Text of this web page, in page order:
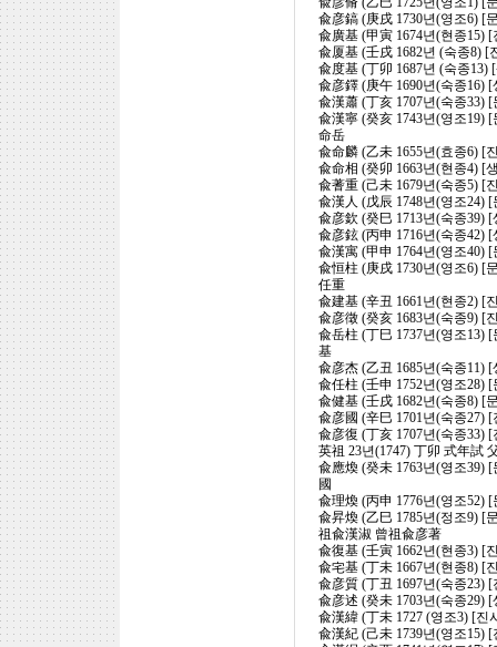
兪彦鎬 (庚戌 1730년(영조6) [
兪廣基 (甲寅 1674년(현종15)
兪厦基 (壬戌 1682년 (숙종8) [
兪度基 (丁卯 1687년 (숙종13)
兪彦鐸 (庚午 1690년(숙종16)
兪漢蕭 (丁亥 1707년(숙종33)
兪漢寧 (癸亥 1743년(영조19)
命岳
兪命麟 (乙未 1655년(효종6) [
兪命相 (癸卯 1663년(현종4) [
兪蓍重 (己未 1679년(숙종5) [
兪漢人 (戊辰 1748년(영조24)
兪彦欽 (癸巳 1713년(숙종39)
兪彦鉉 (丙申 1716년(숙종42)
兪漢寓 (甲申 1764년(영조40)
兪恒柱 (庚戌 1730년(영조6) [
任重
兪建基 (辛丑 1661년(현종2) [
兪彦徵 (癸亥 1683년(숙종9) [
兪岳柱 (丁巳 1737년(영조13)
基
兪彦杰 (乙丑 1685년(숙종11)
兪任柱 (壬申 1752년(영조28)
兪健基 (壬戌 1682년(숙종8) [
兪彦國 (辛巳 1701년(숙종27)
兪彦復 (丁亥 1707년(숙종33)
英祖 23년(1747) 丁卯 式年試
兪應煥 (癸未 1763년(영조39)
國
兪理煥 (丙申 1776년(영조52)
兪昇煥 (乙巳 1785년(정조9) [
祖兪漢淑 曾祖兪彦著
兪復基 (壬寅 1662년(현종3) [
兪宅基 (丁未 1667년(현종8) [
兪彦質 (丁丑 1697년(숙종23)
兪彦述 (癸未 1703년(숙종29)
兪漢緯 (丁未 1727 (영조3) [진
兪漢紀 (己未 1739년(영조15)